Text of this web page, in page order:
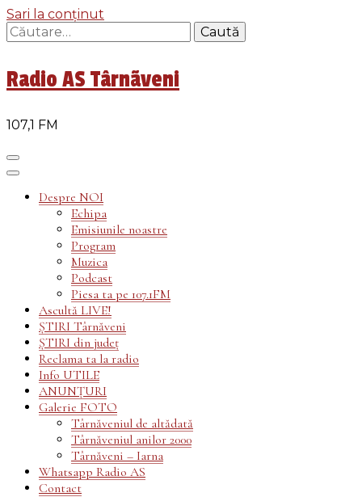
Sari la conținut
Caută
după:
Radio AS Târnãveni
107,1 FM
Despre NOI
Echipa
Emisiunile noastre
Program
Muzica
Podcast
Piesa ta pe 107.1FM
Ascultă LIVE!
ȘTIRI Târnăveni
ȘTIRI din județ
Reclama ta la radio
Info UTILE
ANUNȚURI
Galerie FOTO
Târnăveniul de altădată
Târnăveniul anilor 2000
Târnăveni – Iarna
Whatsapp Radio AS
Contact